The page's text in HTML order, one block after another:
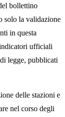
bollettino
solo la validazione
in questa
ufficiali
legge, pubblicati
delle stazioni e
nel corso degli